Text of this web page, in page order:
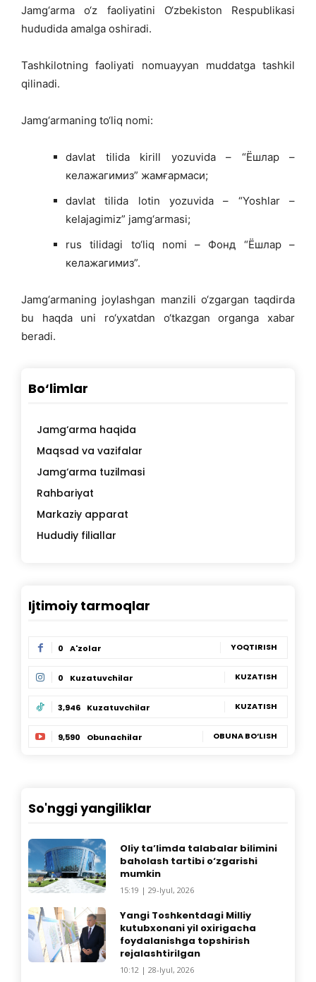
Jamg‘arma o‘z faoliyatini O‘zbekiston Respublikasi
hududida amalga oshiradi.
Tashkilotning faoliyati nomuayyan muddatga tashkil
qilinadi.
Jamg‘armaning to‘liq nomi:
davlat tilida kirill yozuvida – “Ёшлар –
келажагимиз” жамғармаси;
davlat tilida lotin yozuvida – “Yoshlar –
kelajagimiz” jamg‘armasi;
rus tilidagi to‘liq nomi – Фонд “Ёшлар –
келажагимиз”.
Jamg‘armaning joylashgan manzili o‘zgargan taqdirda
bu haqda uni ro‘yxatdan o‘tkazgan organga xabar
beradi.
Bo‘limlar
Jamg‘arma haqida
Maqsad va vazifalar
Jamg‘arma tuzilmasi
Rahbariyat
Markaziy apparat
Hududiy filiallar
Ijtimoiy tarmoqlar
0 A'zolar YOQTIRISH
0 Kuzatuvchilar KUZATISH
3,946 Kuzatuvchilar KUZATISH
9,590 Obunachilar OBUNA BO‘LISH
So'nggi yangiliklar
Oliy ta’limda talabalar bilimini
baholash tartibi o‘zgarishi
mumkin
15:19 | 29-Iyul, 2026
Yangi Toshkentdagi Milliy
kutubxonani yil oxirigacha
foydalanishga topshirish
rejalashtirilgan
10:12 | 28-Iyul, 2026